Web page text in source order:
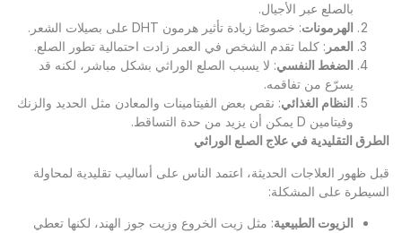
بالصلع عبر الأجيال.
الهرمونات: خصوصًا زيادة تأثير هرمون DHT على بصيلات الشعر.
العمر : كلما تقدم الشخص في العمر زادت احتمالية تطور الصلع.
الضغط النفسي: لا يسبب الصلع الوراثي بشكل مباشر، لكنه قد
يسرّع من تفاقمه.
النظام الغذائي: نقص بعض الفيتامينات والمعادن مثل الحديد والزنك
وفيتامين D يمكن أن يزيد من حدة التساقط.
الطرق التقليدية في علاج الصلع الوراثي
قبل ظهور العلاجات الحديثة، اعتمد الناس على أساليب تقليدية لمحاولة
السيطرة على المشكلة:
الزيوت الطبيعية: مثل زيت الخروع وزيت جوز الهند، لكنها تعطي